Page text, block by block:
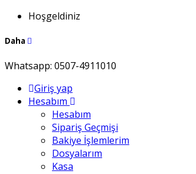
Hoşgeldiniz
Daha
Whatsapp: 0507-4911010
Giriş yap
Hesabım
Hesabım
Sipariş Geçmişi
Bakiye İşlemlerim
Dosyalarım
Kasa